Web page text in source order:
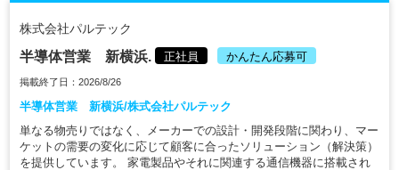
株式会社パルテック
半導体営業 新横浜. 正社員 かんたん応募可
掲載終了日：2026/8/26
半導体営業 新横浜/株式会社パルテック
単なる物売りではなく、メーカーでの設計・開発段階に関わり、マー
ケットの需要の変化に応じて顧客に合ったソリューション（解決策）
を提供しています。 家電製品やそれに関連する通信機器に搭載され